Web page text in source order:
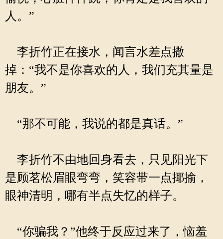
人。”
李折竹正在接水，闻言水差点撒
掉：“我不是你喜欢的人，我们充其量是
朋友。”
“那不可能，我说的都是真话。”
李折竹不由地回身看去，只见阳光下
是顾茗松眉眼弯弯，笑容带一点揶揄，
眼神清明，哪有半点失忆的样子。
“你骗我？”他终于反应过来了，恼羞